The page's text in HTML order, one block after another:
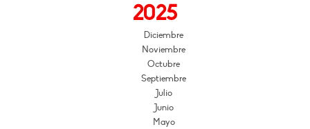
2025
Diciembre
Noviembre
Octubre
Septiembre
Julio
Junio
Mayo